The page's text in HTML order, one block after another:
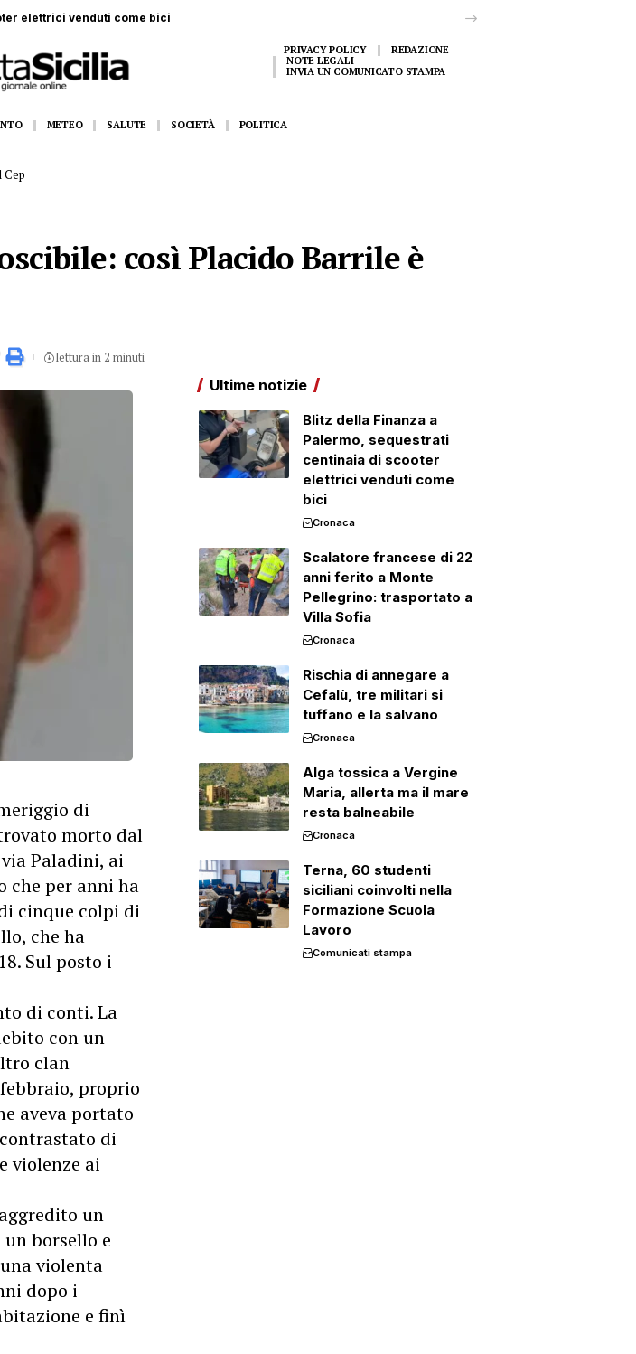
a Villa Sofia
PRIVACY POLICY
REDAZIONE
NOTE LEGALI
INVIA UN COMUNICATO STAMPA
METEO SALUTE SOCIETÀ POLITICA
Cep
così Placido Barrile è
lettura in 2 minuti
di
morto dal
Paladini, ai
che per anni ha
cinque colpi di
che ha
Sul posto i
di conti. La
con un
clan
proprio
aveva portato
di
violenze ai
un
borsello e
violenta
dopo i
e finì
Ultime notizie
Blitz della Finanza a
Palermo, sequestrati
centinaia di scooter
elettrici venduti come
bici
Cronaca
Scalatore francese di 22
anni ferito a Monte
Pellegrino: trasportato a
Villa Sofia
Cronaca
Rischia di annegare a
Cefalù, tre militari si
tuffano e la salvano
Cronaca
Alga tossica a Vergine
Maria, allerta ma il mare
resta balneabile
Cronaca
Terna, 60 studenti
siciliani coinvolti nella
Formazione Scuola
Lavoro
Comunicati stampa